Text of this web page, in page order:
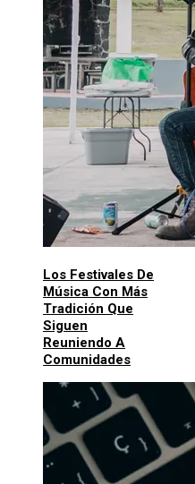
Los Festivales De
Música Con Más
Tradición Que
Siguen
Reuniendo A
Comunidades